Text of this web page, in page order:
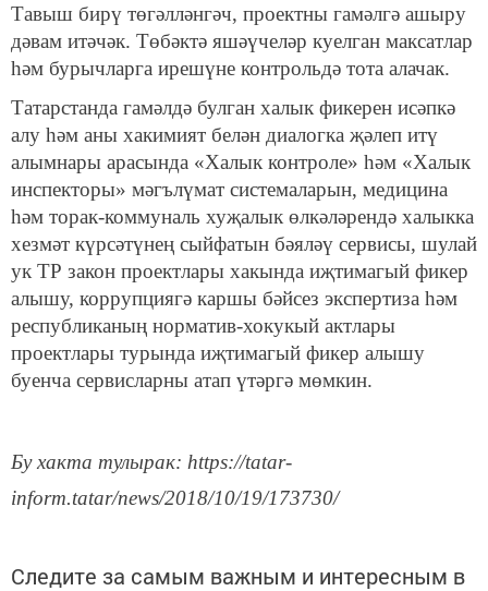
Тавыш бирү төгәлләнгәч, проектны гамәлгә ашыру
дәвам итәчәк. Төбәктә яшәүчеләр куелган максатлар
һәм бурычларга ирешүне контрольдә тота алачак.
Татарстанда гамәлдә булган халык фикерен исәпкә
алу һәм аны хакимият белән диалогка җәлеп итү
алымнары арасында «Халык контроле» һәм «Халык
инспекторы» мәгълүмат системаларын, медицина
һәм торак-коммуналь хуҗалык өлкәләрендә халыкка
хезмәт күрсәтүнең сыйфатын бәяләү сервисы, шулай
ук ТР закон проектлары хакында иҗтимагый фикер
алышу, коррупциягә каршы бәйсез экспертиза һәм
республиканың норматив-хокукый актлары
проектлары турында иҗтимагый фикер алышу
буенча сервисларны атап үтәргә мөмкин.
Бу хакта тулырак: https://tatar-
inform.tatar/news/2018/10/19/173730/
Следите за самым важным и интересным в